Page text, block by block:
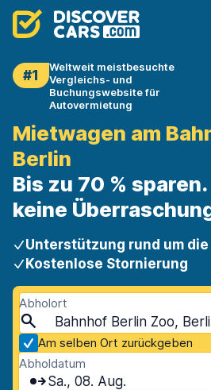
#1
Weltweit meistbesuchte
Vergleichs- und
Buchungswebsite für
Autovermietung
Mietwagen am
Berlin
Bis zu 70 %
keine
Unterstützung rund um die
Kostenlose Stornierung
Abholort
Am selben Ort zurückgeben
Abholdatum
Sa., 08. Aug.